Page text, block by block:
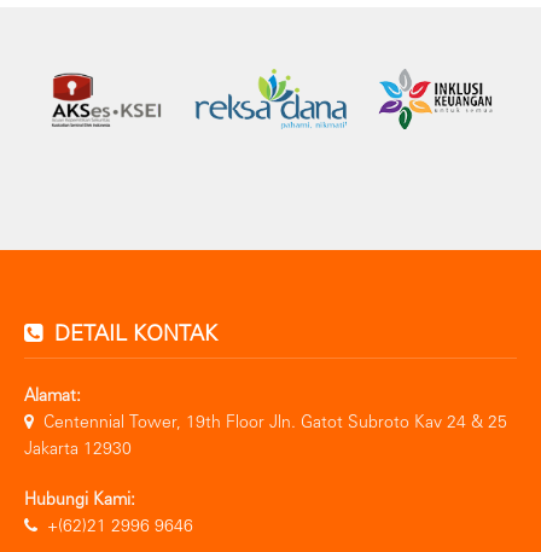
DETAIL KONTAK
Alamat:
Centennial Tower, 19th Floor Jln. Gatot Subroto Kav 24 & 25
Jakarta 12930
Hubungi Kami:
+(62)21 2996 9646